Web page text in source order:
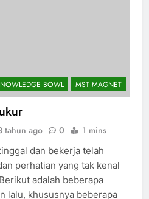
BOWL MST MAGNET
dan bekerja telah
perhatian yang tak kenal
adalah beberapa